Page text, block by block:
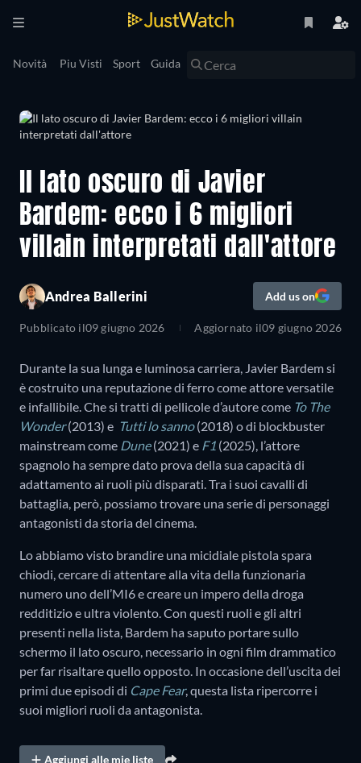
Novità Piu Visti Sport Guida
Il lato oscuro di Javier
Bardem: ecco i 6 migliori
villain interpretati dall'attore
Andrea Ballerini Add us on
Pubblicato il09 giugno 2026 Aggiornato il09 giugno 2026
Durante la sua lunga e luminosa carriera, Javier Bardem si
è costruito una reputazione di ferro come attore versatile
e infallibile. Che si tratti di pellicole d’autore come To The
Wonder(2013) e Tutti lo sanno(2018) o di blockbuster
mainstream come Dune(2021) e F1 (2025), l’attore
spagnolo ha sempre dato prova della sua capacità di
adattamento ai ruoli più disparati. Tra i suoi cavalli di
battaglia, però, possiamo trovare una serie di personaggi
antagonisti da storia del cinema.
Lo abbiamo visto brandire una micidiale pistola spara
chiodi, cercare di attentare alla vita della funzionaria
numero uno dell’MI6 e creare un impero della droga
redditizio e ultra violento. Con questi ruoli e gli altri
presenti nella lista, Bardem ha saputo portare sullo
schermo il lato oscuro, necessario in ogni film drammatico
per far risaltare quello opposto. In occasione dell’uscita dei
primi due episodi di Cape Fear, questa lista ripercorre i
suoi migliori ruoli da antagonista.
Aggiungi alle mie liste